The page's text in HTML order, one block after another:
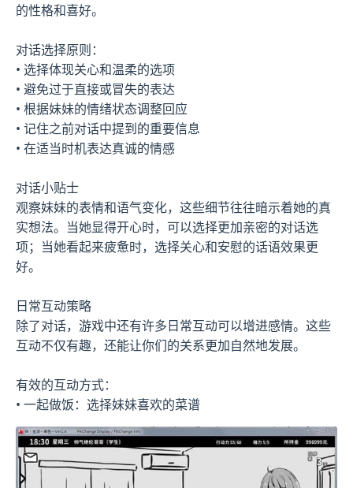
的性格和喜好。
对话选择原则：
• 选择体现关心和温柔的选项
• 避免过于直接或冒失的表达
• 根据妹妹的情绪状态调整回应
• 记住之前对话中提到的重要信息
• 在适当时机表达真诚的情感
对话小贴士
观察妹妹的表情和语气变化，这些细节往往暗示着她的真
实想法。当她显得开心时，可以选择更加亲密的对话选
项；当她看起来疲惫时，选择关心和安慰的话语效果更
好。
日常互动策略
除了对话，游戏中还有许多日常互动可以增进感情。这些
互动不仅有趣，还能让你们的关系更加自然地发展。
有效的互动方式：
• 一起做饭：选择妹妹喜欢的菜谱